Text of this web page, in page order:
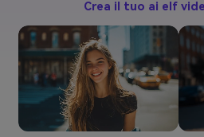
Crea il tuo ai elf